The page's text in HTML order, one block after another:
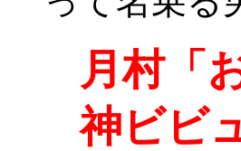
月村「
神ビビ